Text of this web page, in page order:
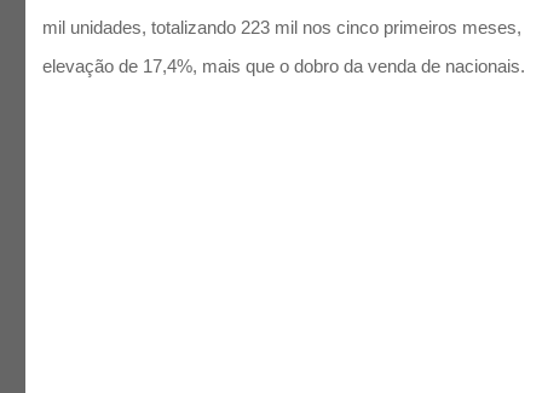
mil unidades, totalizando 223 mil nos cinco primeiros meses,
elevação de 17,4%, mais que o dobro da venda de nacionais.